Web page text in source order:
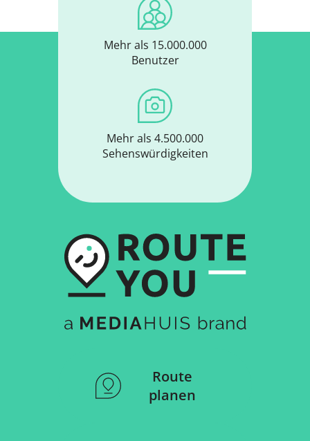
Mehr als 15.000.000
Benutzer
Mehr als 4.500.000
Sehenswürdigkeiten
Route
planen